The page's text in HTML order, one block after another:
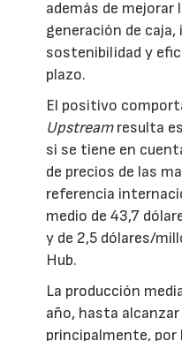
además de mejorar
generación de
sostenibilidad y
plazo.
El positivo
Upstreamresulta
si se tiene en
de precios de las
referencia
medio de 43,7
y de 2,5 dólares/
Hub.
La producción
año, hasta
principalmente,